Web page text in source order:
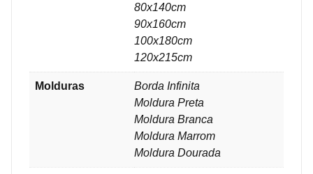
80x140cm
90x160cm
100x180cm
120x215cm
Molduras
Borda Infinita
Moldura Preta
Moldura Branca
Moldura Marrom
Moldura Dourada